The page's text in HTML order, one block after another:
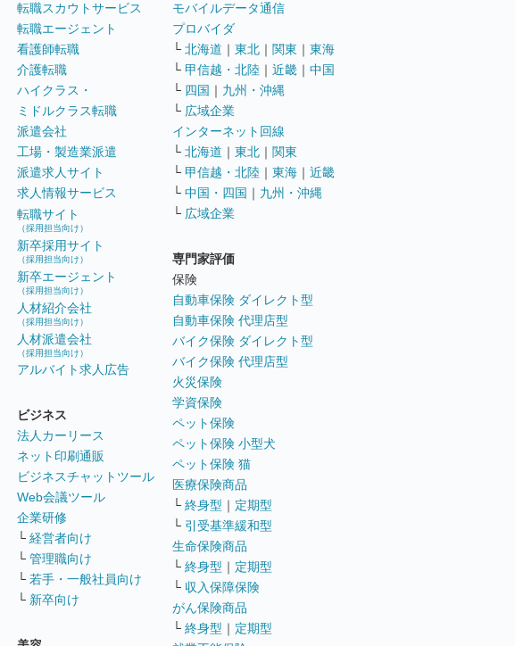
転職スカウトサービス
転職エージェント
看護師転職
介護転職
ハイクラス・
ミドルクラス転職
派遣会社
工場・製造業派遣
派遣求人サイト
求人情報サービス
転職サイト
（採用担当向け）
新卒採用サイト
（採用担当向け）
新卒エージェント
（採用担当向け）
人材紹介会社
（採用担当向け）
人材派遣会社
（採用担当向け）
アルバイト求人広告
ビジネス
法人カーリース
ネット印刷通販
ビジネスチャットツール
Web会議ツール
企業研修
└ 経営者向け
└ 管理職向け
└ 若手・一般社員向け
└ 新卒向け
モバイルデータ通信
プロバイダ
└ 北海道 ｜ 東北 ｜ 関東 ｜ 東海
└ 甲信越・北陸 ｜ 近畿 ｜ 中国
└ 四国 ｜ 九州・沖縄
└ 広域企業
インターネット回線
└ 北海道 ｜ 東北 ｜ 関東
└ 甲信越・北陸 ｜ 東海 ｜ 近畿
└ 中国・四国 ｜ 九州・沖縄
└ 広域企業
専門家評価
保険
自動車保険 ダイレクト型
自動車保険 代理店型
バイク保険 ダイレクト型
バイク保険 代理店型
火災保険
学資保険
ペット保険
ペット保険 小型犬
ペット保険 猫
医療保険商品
└ 終身型 ｜ 定期型
└ 引受基準緩和型
生命保険商品
└ 終身型 ｜ 定期型
└ 収入保障保険
がん保険商品
└ 終身型 ｜ 定期型